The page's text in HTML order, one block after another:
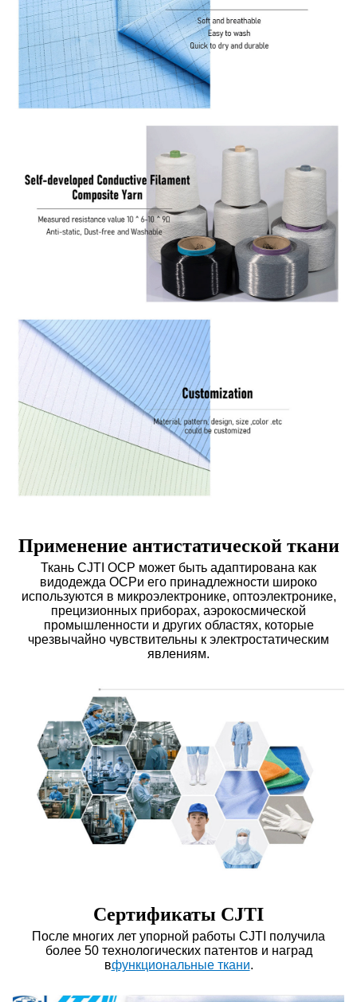
Применение антистатической ткани
Ткань CJTI ОСР может быть адаптирована как
видодежда ОСРи его принадлежности широко
используются в микроэлектронике, оптоэлектронике,
прецизионных приборах, аэрокосмической
промышленности и других областях, которые
чрезвычайно чувствительны к электростатическим
явлениям.
Сертификаты CJTI
После многих лет упорной работы CJTI получила
более 50 технологических патентов и наград
вфункциональные ткани.